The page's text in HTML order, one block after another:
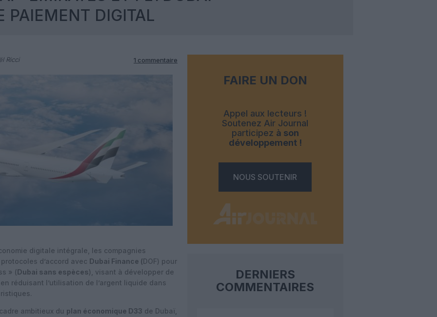
PAIEMENT DIGITAL
Ricci 1 commentaire
digitale intégrale, les compagnies
d’accord avec Dubai Finance (DOF) pour
» (Dubai sans espèces), visant à développer de
réduisant l’utilisation de l’argent liquide dans
ambitieux du plan économique D33 de Dubaï,
FAIRE UN DON
Appel aux lecteurs !
Soutenez Air Journal
participez à son
développement !
NOUS SOUTENIR
DERNIERS
COMMENTAIRES